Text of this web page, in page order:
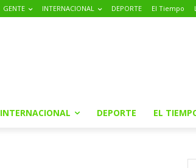
GENTE INTERNACIONAL DEPORTE El Tiempo
INTERNACIONAL DEPORTE EL